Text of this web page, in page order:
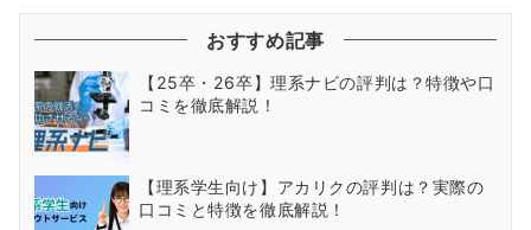
おすすめ記事
【25卒・26卒】理系ナビの評判は？特徴や口
コミを徹底解説！
【理系学生向け】アカリクの評判は？実際の
口コミと特徴を徹底解説！